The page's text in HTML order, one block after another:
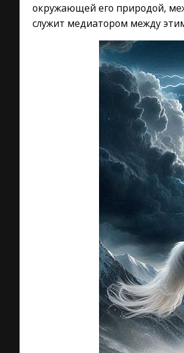
окружающей его природой,
служит медиатором между